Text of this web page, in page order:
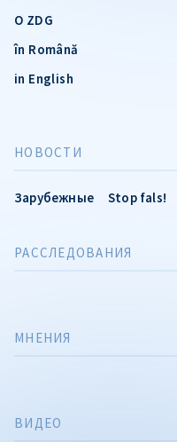
О ZDG
în Română
in English
НОВОСТИ
Зарубежные Stop fals!
РАССЛЕДОВАНИЯ
МНЕНИЯ
ВИДЕО